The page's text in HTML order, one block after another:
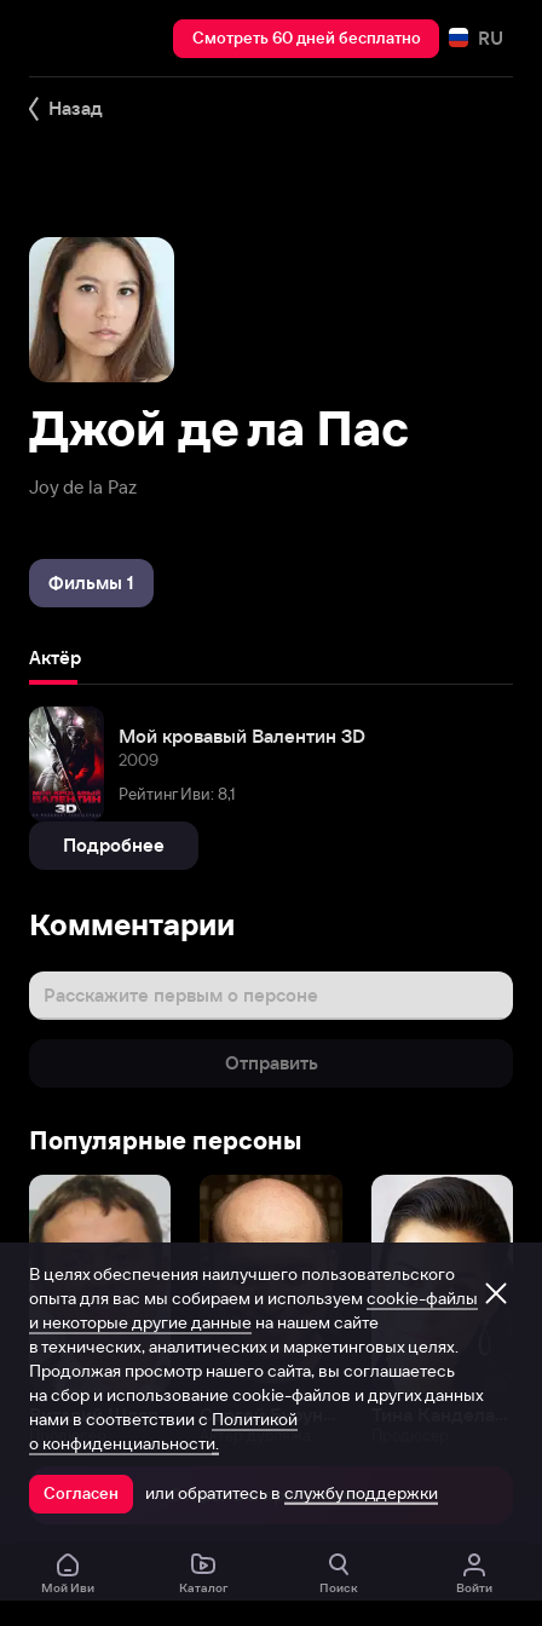
Смотреть 60 дней бесплатно RU
Назад
Joy de la Paz
Джой де ла Пас
Фильмы 1
Актёр
Мой кровавый Валентин 3D
2009
Рейтинг Иви: 8,1
Подробнее
Комментарии
Расскажите первым о персоне
Отправить
Популярные персоны
Виталий Шляппо
Продюсер Актёр дубляжа
Открыть в приложении
Мой Иви Каталог Поиск Войти
В целях обеспечения наилучшего пользовательского
опыта для вас мы собираем и используем cookie-файлы
и некоторые другие данные на нашем сайте
в технических, аналитических и маркетинговых целях.
Продолжая просмотр нашего сайта, вы соглашаетесь
на сбор и использование cookie-файлов и других данных
нами в соответствии с Политикой
о конфиденциальности.
Согласен или обратитесь в службу поддержки